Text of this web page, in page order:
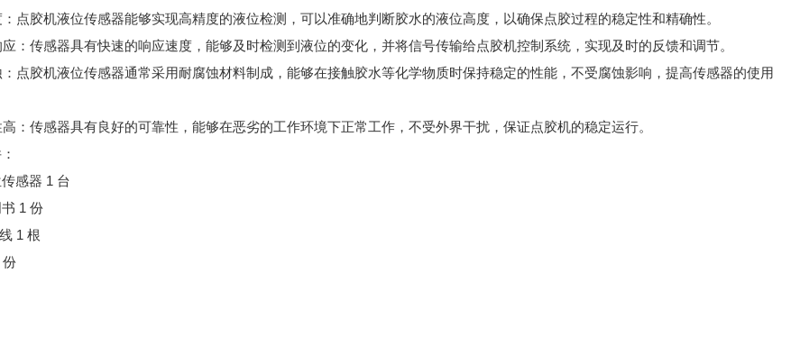
：点胶机液位传感器能够实现高精度的液位检测，可以准确地判断胶水的液位高度，以确保点胶过程的稳定性和精确性。
应：传感器具有快速的响应速度，能够及时检测到液位的变化，并将信号传输给点胶机控制系统，实现及时的反馈和调节。
点胶机液位传感器通常采用耐腐蚀材料制成，能够在接触胶水等化学物质时保持稳定的性能，不受腐蚀影响，提高传感器的使用
：传感器具有良好的可靠性，能够在恶劣的工作环境下正常工作，不受外界干扰，保证点胶机的稳定运行。
感器 1 台
1 份
1 根
份